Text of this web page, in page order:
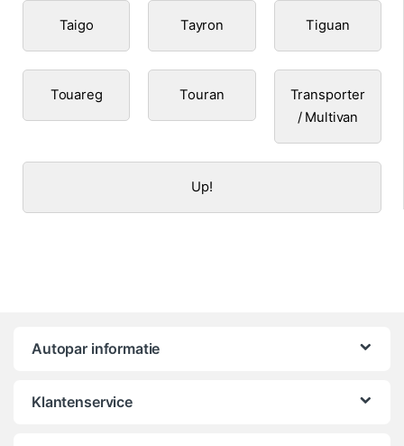
Taigo Tayron Tiguan
Touareg Touran
Transporter
/ Multivan
Up!
Autopar informatie
Klantenservice